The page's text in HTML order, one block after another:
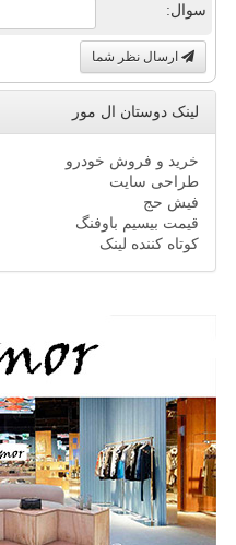
سوال:
ارسال نظر شما
لینک دوستان ال مور
خرید و فروش خودرو
طراحی سایت
فیش حج
قیمت بیسیم باوفنگ
کوتاه کننده لینک